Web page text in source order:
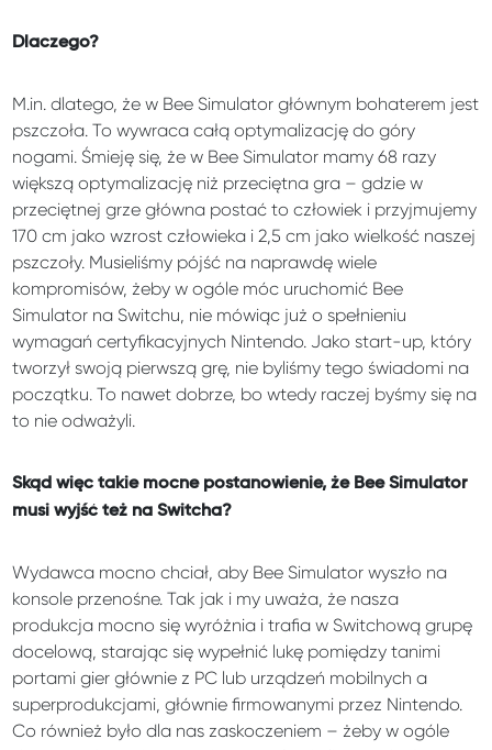
Dlaczego?
M.in. dlatego, że w Bee Simulator głównym bohaterem jest
pszczoła. To wywraca całą optymalizację do góry
nogami. Śmieję się, że w Bee Simulator mamy 68 razy
większą optymalizację niż przeciętna gra – gdzie w
przeciętnej grze główna postać to człowiek i przyjmujemy
170 cm jako wzrost człowieka i 2,5 cm jako wielkość naszej
pszczoły. Musieliśmy pójść na naprawdę wiele
kompromisów, żeby w ogóle móc uruchomić Bee
Simulator na Switchu, nie mówiąc już o spełnieniu
wymagań certyfikacyjnych Nintendo. Jako start-up, który
tworzył swoją pierwszą grę, nie byliśmy tego świadomi na
początku. To nawet dobrze, bo wtedy raczej byśmy się na
to nie odważyli.
Skąd więc takie mocne postanowienie, że Bee Simulator
musi wyjść też na Switcha?
Wydawca mocno chciał, aby Bee Simulator wyszło na
konsole przenośne. Tak jak i my uważa, że nasza
produkcja mocno się wyróżnia i trafia w Switchową grupę
docelową, starając się wypełnić lukę pomiędzy tanimi
portami gier głównie z PC lub urządzeń mobilnych a
superprodukcjami, głównie firmowanymi przez Nintendo.
Co również było dla nas zaskoczeniem – żeby w ogóle